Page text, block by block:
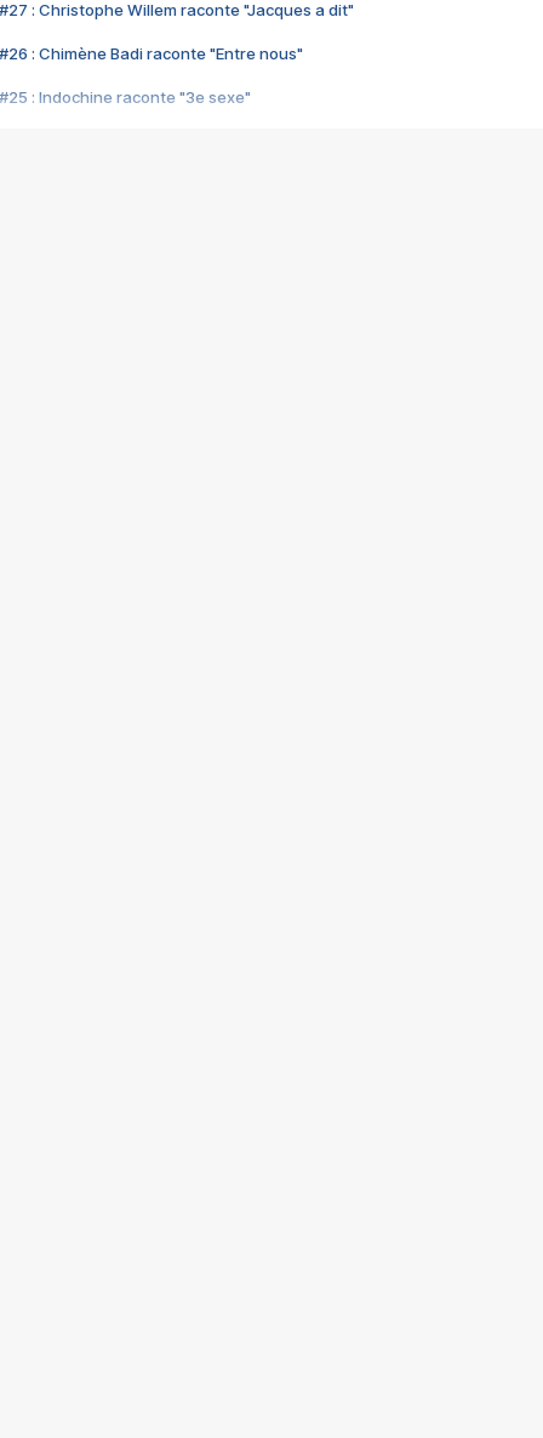
#27 : Christophe Willem raconte "Jacques a dit"
#26 : Chimène Badi raconte "Entre nous"
#25 : Indochine raconte "3e sexe"